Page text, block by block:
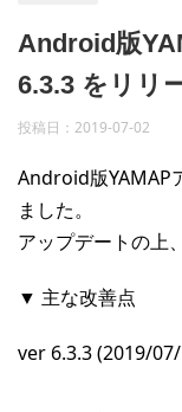
Android版
6.3.3 をリリ
投稿日： 2019-07-02
Android版YAMAP
ました。
アップデートの上
▼ 主な改善点
ver 6.3.3 (2019/